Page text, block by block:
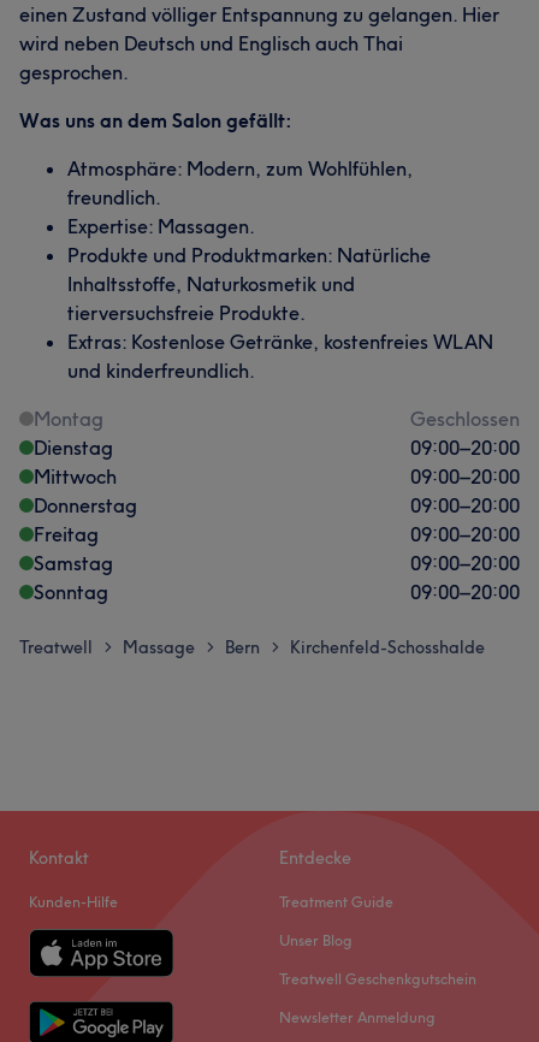
einen Zustand völliger Entspannung zu gelangen. Hier
wird neben Deutsch und Englisch auch Thai
gesprochen.
Was uns an dem Salon gefällt:
Atmosphäre: Modern, zum Wohlfühlen,
freundlich.
Expertise: Massagen.
Produkte und Produktmarken: Natürliche
Inhaltsstoffe, Naturkosmetik und
tierversuchsfreie Produkte.
Extras: Kostenlose Getränke, kostenfreies WLAN
und kinderfreundlich.
Montag
Geschlossen
Dienstag
09:00–20:00
Mittwoch
09:00–20:00
Donnerstag
09:00–20:00
Freitag
09:00–20:00
Samstag
09:00–20:00
Sonntag
09:00–20:00
Treatwell > Massage > Bern > Kirchenfeld-Schosshalde
Kontakt
Kunden-Hilfe
Entdecke
Treatment Guide
Unser Blog
Treatwell Geschenkgutschein
Newsletter Anmeldung